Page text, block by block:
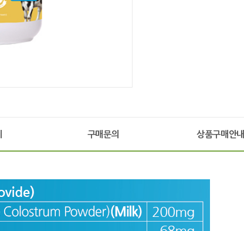
구매문의 상품구매안내